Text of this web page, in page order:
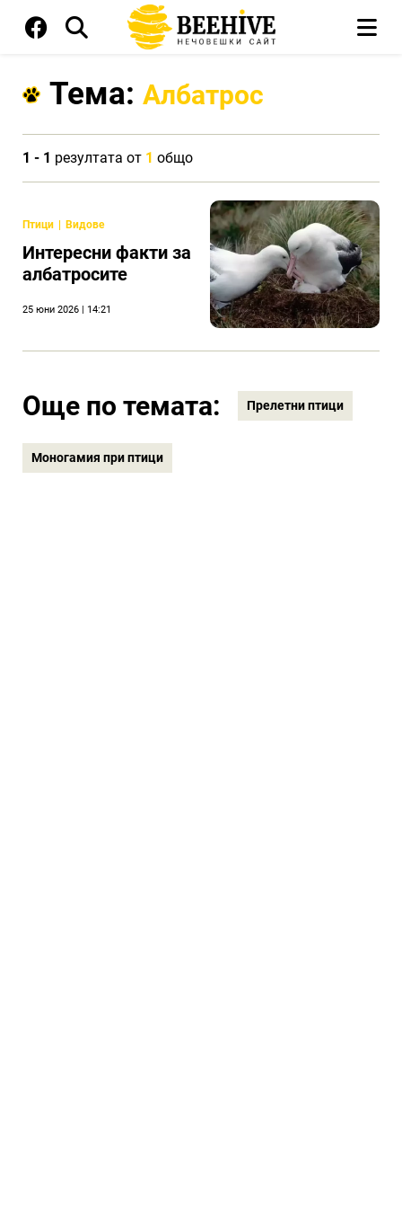
Тема: Албатрос
1 - 1 резултата от 1 общо
Птици Видове
Интересни факти за
албатросите
25 юни 2026 | 14:21
Още по темата: Прелетни птици
Моногамия при птици